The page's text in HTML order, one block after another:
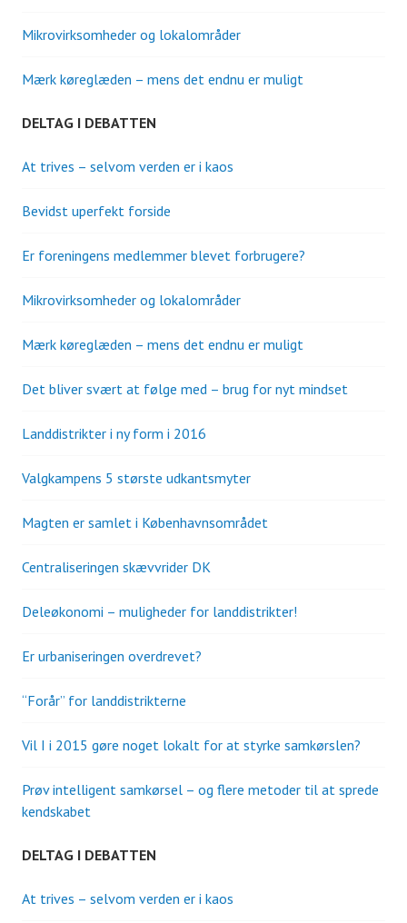
Mikrovirksomheder og lokalområder
Mærk køreglæden – mens det endnu er muligt
DELTAG I DEBATTEN
At trives – selvom verden er i kaos
Bevidst uperfekt forside
Er foreningens medlemmer blevet forbrugere?
Mikrovirksomheder og lokalområder
Mærk køreglæden – mens det endnu er muligt
Det bliver svært at følge med – brug for nyt mindset
Landdistrikter i ny form i 2016
Valgkampens 5 største udkantsmyter
Magten er samlet i Københavnsområdet
Centraliseringen skævvrider DK
Deleøkonomi – muligheder for landdistrikter!
Er urbaniseringen overdrevet?
“Forår” for landdistrikterne
Vil I i 2015 gøre noget lokalt for at styrke samkørslen?
Prøv intelligent samkørsel – og flere metoder til at sprede
kendskabet
DELTAG I DEBATTEN
At trives – selvom verden er i kaos